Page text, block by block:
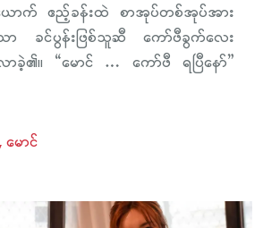
ာက် ဧည့်ခန်းထဲ စာအုပ်တစ်အုပ်အား
ာ ခင်ပွန်းဖြစ်သူဆီ ကော်ဖီခွက်လေး
ခဲ့၏။ “မောင် … ကော်ဖီ ရပြီနော်”
မောင်